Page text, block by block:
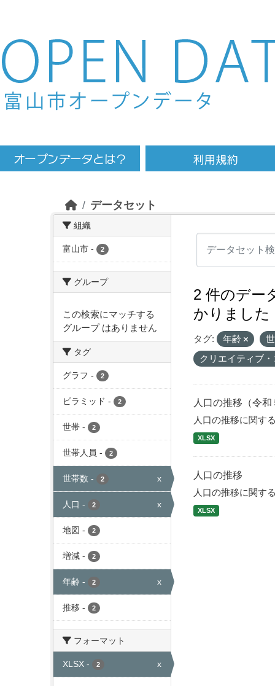
Skip to main content
データセット
組織
富山市 - 2
グループ
この検索にマッチする
グループ はありません
タグ
グラフ - 2
ピラミッド - 2
世帯 - 2
世帯人員 - 2
世帯数 - 2 x
人口 - 2 x
地図 - 2
増減 - 2
年齢 - 2 x
推移 - 2
フォーマット
XLSX - 2 x
2 件のデー
かりました
タグ: 年齢
クリエイティブ
人口の推移（令和
人口の推移に関す
XLSX
人口の推移
人口の推移に関す
XLSX